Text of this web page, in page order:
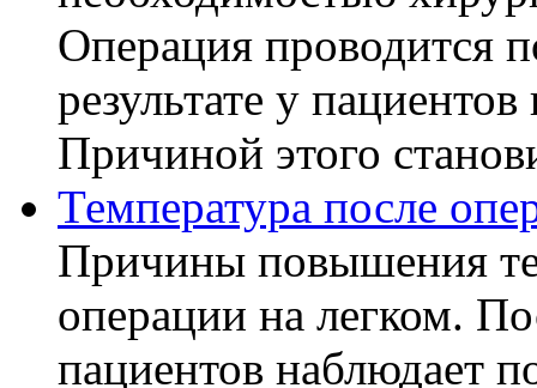
Операция проводится
результате у
Причиной этого
Температура после
Причины повышения
операции на легком.
пациентов наблюдает